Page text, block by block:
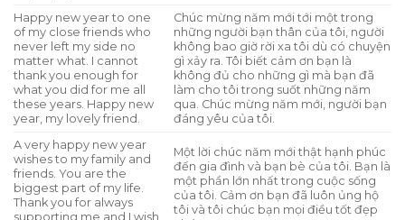
Happy new year to one
of my close friends who
never left my side no
matter what. I cannot
thank you enough for
what you did for me all
these years. Happy new
year, my lovely friend.
Chúc mừng năm mới tới một trong
những người bạn thân của tôi, người
không bao giờ rời xa tôi dù có chuyện
gì xảy ra. Tôi biết cảm ơn bạn là
không đủ cho những gì mà bạn đã
làm cho tôi trong suốt những năm
qua. Chúc mừng năm mới, người bạn
đáng yêu của tôi.
A very happy new year
wishes to my family and
friends. You are the
biggest part of my life.
Thank you for always
supporting me and I wish
Một lời chúc năm mới thật hạnh phúc
đến gia đình và bạn bè của tôi. Bạn là
một phần lớn nhất trong cuộc sống
của tôi. Cảm ơn bạn đã luôn ủng hộ
tôi và tôi chúc bạn mọi điều tốt đẹp